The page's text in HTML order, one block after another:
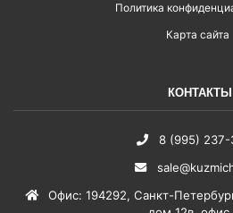
Политика
Карта сайта
КОНТАКТЫ
8 (995)
Офис: 194292, Санкт-